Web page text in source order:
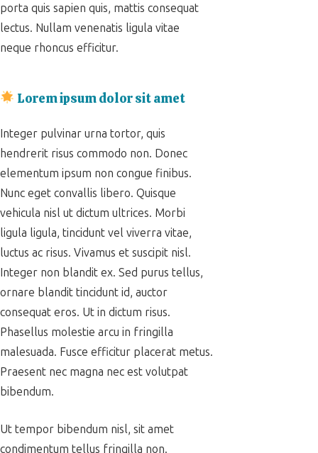
porta quis sapien quis, mattis consequat
lectus. Nullam venenatis ligula vitae
neque rhoncus efficitur.
Lorem ipsum dolor sit amet
Integer pulvinar urna tortor, quis
hendrerit risus commodo non. Donec
elementum ipsum non congue finibus.
Nunc eget convallis libero. Quisque
vehicula nisl ut dictum ultrices. Morbi
ligula ligula, tincidunt vel viverra vitae,
luctus ac risus. Vivamus et suscipit nisl.
Integer non blandit ex. Sed purus tellus,
ornare blandit tincidunt id, auctor
consequat eros. Ut in dictum risus.
Phasellus molestie arcu in fringilla
malesuada. Fusce efficitur placerat metus.
Praesent nec magna nec est volutpat
bibendum.
Ut tempor bibendum nisl, sit amet
condimentum tellus fringilla non.